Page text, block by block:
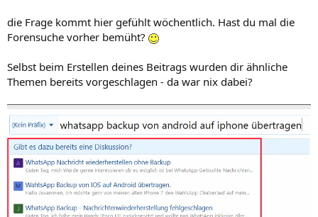
die Frage kommt hier gefühlt wöchentlich. Hast du mal die
Forensuche vorher bemüht?
Selbst beim Erstellen deines Beitrags wurden dir ähnliche
Themen bereits vorgeschlagen - da war nix dabei?